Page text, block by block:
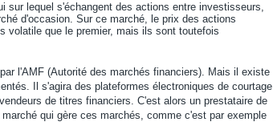
sur lequel s'échangent des actions entre investisseurs,
d'occasion. Sur ce marché, le prix des actions
volatile que le premier, mais ils sont toutefois
l'AMF (Autorité des marchés financiers). Mais il existe
Il s'agira des plateformes électroniques de courtage
de titres financiers. C'est alors un prestataire de
qui gère ces marchés, comme c'est par exemple